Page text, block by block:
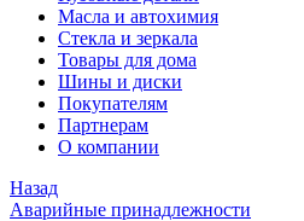
Масла и автохимия
Стекла и зеркала
Товары для дома
Шины и диски
Покупателям
Партнерам
О компании
Назад
Аварийные принадлежности